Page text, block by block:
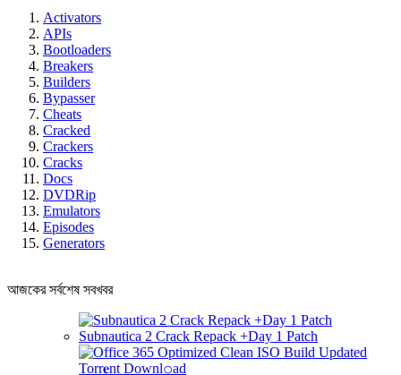
Activators
APIs
Bootloaders
Breakers
Builders
Bypasser
Cheats
Cracked
Crackers
Cracks
Docs
DVDRip
Emulators
Episodes
Generators
আজকের সর্বশেষ সবখবর
Subnautica 2 Crack Repack +Day 1 Patch